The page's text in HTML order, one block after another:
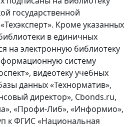
государственной
Кроме указанных
в единичных
на электронную библиотеку
систему
видеотеку учебных
данных «Технорматив»,
директор», Cbonds.ru,
«Профи-Либ», «Информио»,
к ФГИС «Национальная